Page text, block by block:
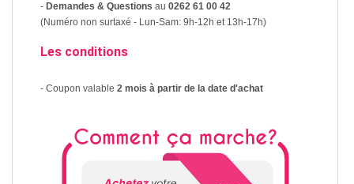
- Demandes & Questions au 0262 61 00 42
(Numéro non surtaxé - Lun-Sam: 9h-12h et 13h-17h)
Les conditions
- Coupon valable 2 mois à partir de la date d'achat